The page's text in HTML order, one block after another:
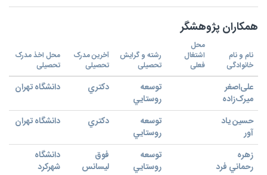
همکاران پژوهشگر
نام و نام
خانوادگی
محل
اشتغال
فعلی
رشته و گرایش
تحصیلی
آخرین مدرک
تحصیلی
محل اخذ مدرک
تحصیلی
علی‌اصغر
میرک‌زاده
توسعه
روستايي
دكتري دانشگاه تهران
حسين ياد
آور
توسعه
روستايي
دكتري دانشگاه تهران
زهره
رحماني فرد
توسعه
روستايي
فوق
ليسانس
دانشگاه
شهركرد